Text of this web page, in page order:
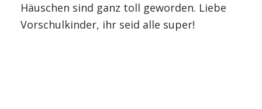
Häuschen sind ganz toll geworden. Liebe
Vorschulkinder, ihr seid alle super!